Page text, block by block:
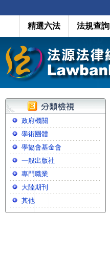
精選六法 法規查詢
政府機關
學術團體
學協會基金會
一般出版社
專門職業
大陸期刊
其他